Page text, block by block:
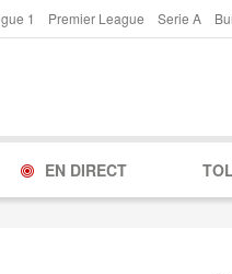
1 Premier League Serie A
EN DIRECT